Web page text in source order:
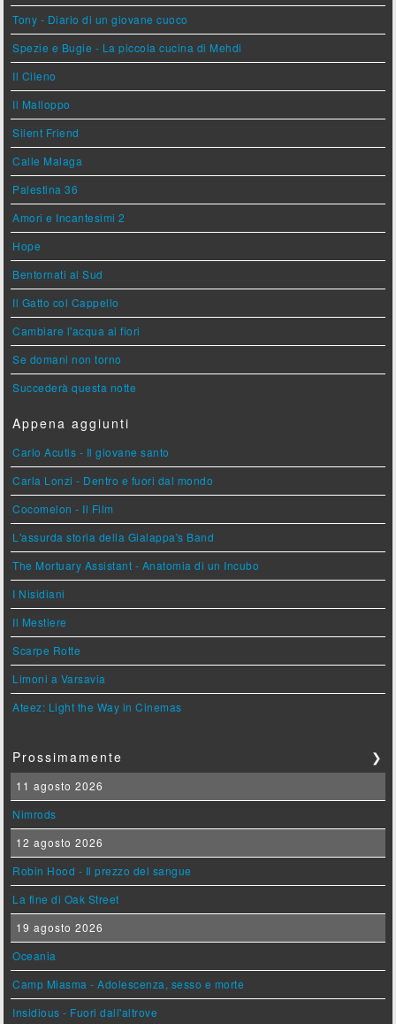
Tony - Diario di un giovane cuoco
Spezie e Bugie - La piccola cucina di Mehdi
Il Cileno
Il Malloppo
Silent Friend
Calle Malaga
Palestina 36
Amori e Incantesimi 2
Hope
Bentornati al Sud
Il Gatto col Cappello
Cambiare l'acqua ai fiori
Se domani non torno
Succederà questa notte
Appena aggiunti
Carlo Acutis - Il giovane santo
Carla Lonzi - Dentro e fuori dal mondo
Cocomelon - Il Film
L'assurda storia della Gialappa's Band
The Mortuary Assistant - Anatomia di un Incubo
I Nisidiani
Il Mestiere
Scarpe Rotte
Limoni a Varsavia
Ateez: Light the Way in Cinemas
Prossimamente ❯
11 agosto 2026
Nimrods
12 agosto 2026
Robin Hood - Il prezzo del sangue
La fine di Oak Street
19 agosto 2026
Oceania
Camp Miasma - Adolescenza, sesso e morte
Insidious - Fuori dall'altrove